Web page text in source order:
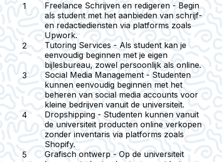
Freelance Schrijven en redigeren - Begin
als student met het aanbieden van schrijf-
en redactiediensten via platforms zoals
Upwork.
Tutoring Services - Als student kan je
eenvoudig beginnen met je eigen
bijlesbureau, zowel persoonlijk als online.
Social Media Management - Studenten
kunnen eenvoudig beginnen met het
beheren van social media accounts voor
kleine bedrijven vanuit de universiteit.
Dropshipping - Studenten kunnen vanuit
de universiteit producten online verkopen
zonder inventaris via platforms zoals
Shopify.
Grafisch ontwerp - Op de universiteit